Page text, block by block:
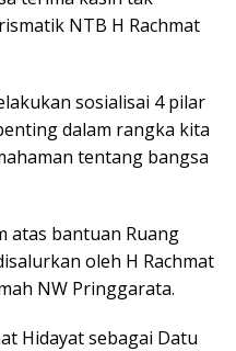
NTB H Rachmat
sosialisai 4 pilar
dalam rangka kita
tentang bangsa
atas bantuan Ruang
oleh H Rachmat
NW Pringgarata.
Hidayat sebagai Datu